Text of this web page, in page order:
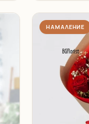
НАМАЛЕНИЕ